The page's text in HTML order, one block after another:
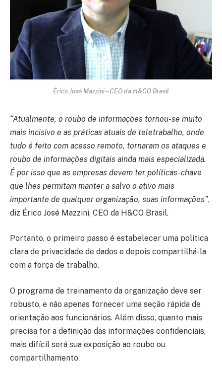
Érico José Mazzini – CEO da H&CO Brasil
“Atualmente, o roubo de informações tornou-se muito
mais incisivo e as práticas atuais de teletrabalho, onde
tudo é feito com acesso remoto, tornaram os ataques e
roubo de informações digitais ainda mais especializada.
É por isso que as empresas devem ter políticas-chave
que lhes permitam manter a salvo o ativo mais
importante de qualquer organização, suas informações”,
diz Érico José Mazzini, CEO da H&CO Brasil.
Portanto, o primeiro passo é estabelecer uma política
clara de privacidade de dados e depois compartilhá-la
com a força de trabalho.
O programa de treinamento da organização deve ser
robusto, e não apenas fornecer uma seção rápida de
orientação aos funcionários. Além disso, quanto mais
precisa for a definição das informações confidenciais,
mais difícil será sua exposição ao roubo ou
compartilhamento.